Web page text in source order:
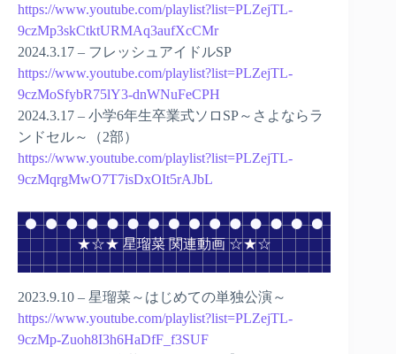
https://www.youtube.com/playlist?list=PLZejTL-
9czMp3skCtktURMAq3aufXcCMr
2024.3.17 – フレッシュアイドルSP
https://www.youtube.com/playlist?list=PLZejTL-
9czMoSfybR75lY3-dnWNuFeCPH
2024.3.17 – 小学6年生卒業式ソロSP～さよならラ
ンドセル～（2部）
https://www.youtube.com/playlist?list=PLZejTL-
9czMqrgMwO7T7isDxOIt5rAJbL
★☆★ 星瑠菜 関連動画 ☆★☆
2023.9.10 – 星瑠菜～はじめての単独公演～
https://www.youtube.com/playlist?list=PLZejTL-
9czMp-Zuoh8I3h6HaDfF_f3SUF